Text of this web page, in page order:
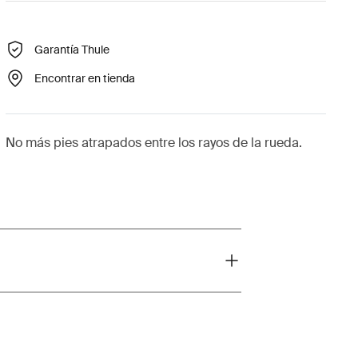
Garantía Thule
Encontrar en tienda
No más pies atrapados entre los rayos de la rueda.